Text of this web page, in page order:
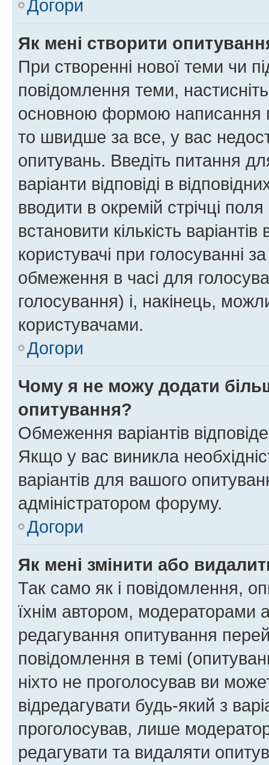
Догори
Як мені створити
При створенні нової теми чи
повідомлення теми,
основною формою написання
то швидше за все, у вас
опитувань. Введіть питання
варіанти відповіді в
вводити в окремій стрічці
встановити кількість
користувачі при голосуванні
обмеження в часі для
голосування) і, накінець,
користувачами.
Догори
Чому я не можу додати
опитування?
Обмеження варіантів
Якщо у вас виникла
варіантів для вашого
адміністратором форуму.
Догори
Як мені змінити або
Так само як і повідомлення,
їхнім автором, модераторами
редагування опитування
повідомлення в темі
ніхто не проголосував ви
відредагувати будь-який з
проголосував, лише
редагувати та видаляти